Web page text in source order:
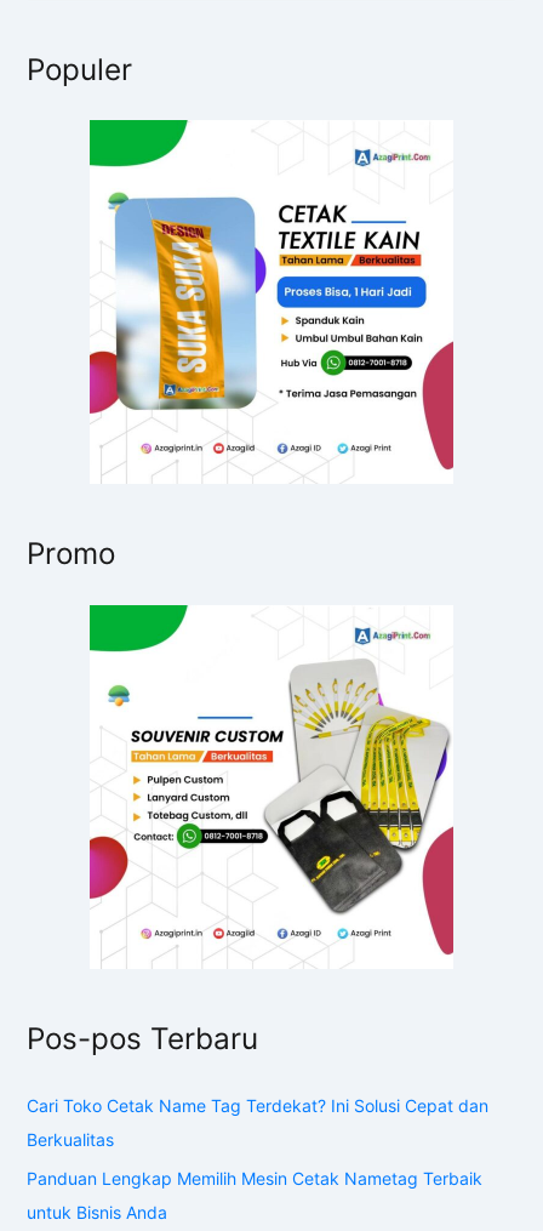
Populer
Promo
Pos-pos Terbaru
Cari Toko Cetak Name Tag Terdekat? Ini Solusi Cepat dan
Berkualitas
Panduan Lengkap Memilih Mesin Cetak Nametag Terbaik
untuk Bisnis Anda